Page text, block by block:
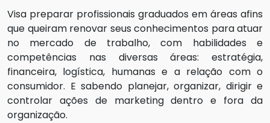
Visa preparar profissionais graduados em áreas afins
que queiram renovar seus conhecimentos para atuar
no mercado de trabalho, com habilidades e
competências nas diversas áreas: estratégia,
financeira, logística, humanas e a relação com o
consumidor. E sabendo planejar, organizar, dirigir e
controlar ações de marketing dentro e fora da
organização.